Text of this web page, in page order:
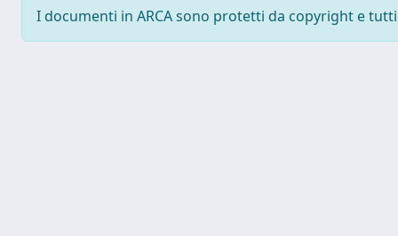
I documenti in ARCA sono protetti da copyright e